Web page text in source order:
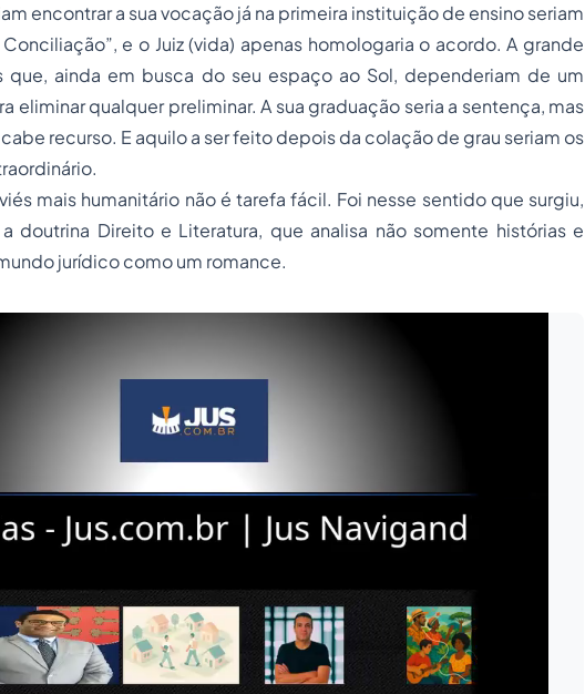
encontrar a sua vocação já na primeira instituição de ensino seriam
e o Juiz (vida) apenas homologaria o acordo. A grande
que, ainda em busca do seu espaço ao Sol, dependeriam de um
eliminar qualquer preliminar. A sua graduação seria a sentença, mas
recurso. E aquilo a ser feito depois da colação de grau seriam os
mais humanitário não é tarefa fácil. Foi nesse sentido que surgiu,
doutrina Direito e Literatura, que analisa não somente histórias e
jurídico como um romance.